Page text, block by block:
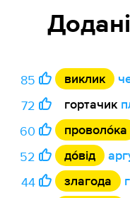
85 виклик
72
гортачик
60
проволо́ка
52
до́від
44
злагода